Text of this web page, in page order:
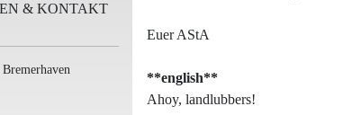
Euer AStA
**english**
Ahoy, landlubbers!
& KONTAKT